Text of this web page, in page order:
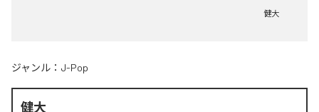
健大
ジャンル： J-Pop
健大